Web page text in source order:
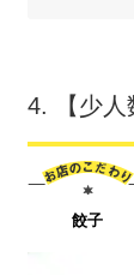
4. 【少
餃子